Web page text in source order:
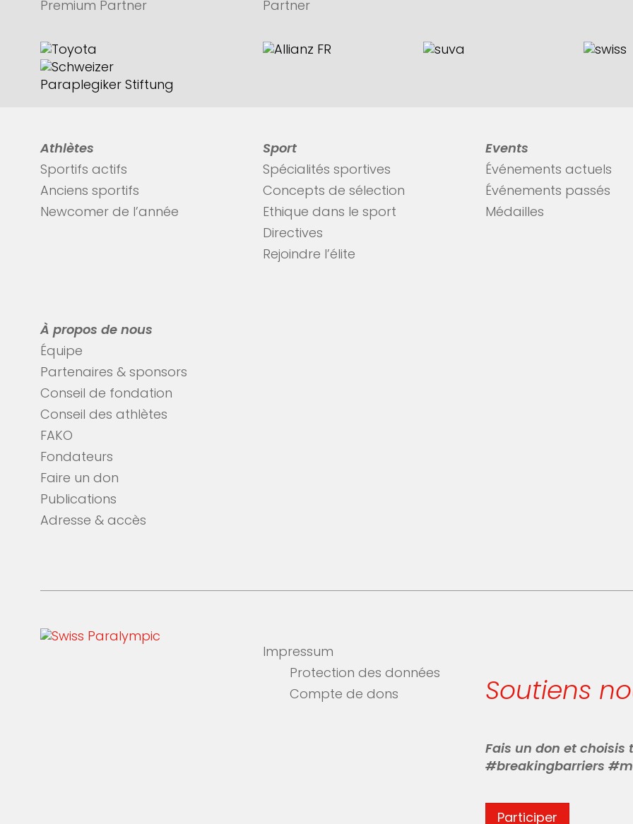
Premium Partner Partner
Athlètes
Sportifs actifs
Anciens sportifs
Newcomer de l’année
Sport
Spécialités sportives
Concepts de sélection
Ethique dans le sport
Directives
Rejoindre l’élite
Events
Événements actuels
Événements passés
Médailles
À propos de nous
Équipe
Partenaires & sponsors
Conseil de fondation
Conseil des athlètes
FAKO
Fondateurs
Faire un don
Publications
Adresse & accès
Impressum
Protection des données
Compte de dons
Soutiens
Fais un don et choisis
#breakingbarriers
Participer